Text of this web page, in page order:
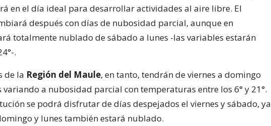
en el día ideal para desarrollar actividades al aire libre. El
después con días de nubosidad parcial, aunque en
totalmente nublado de sábado a lunes -las variables estarán
.
de la Región del Maule, en tanto, tendrán de viernes a domingo
a nubosidad parcial con temperaturas entre los 6° y 21°.
se podrá disfrutar de días despejados el viernes y sábado, ya
y lunes también estará nublado.